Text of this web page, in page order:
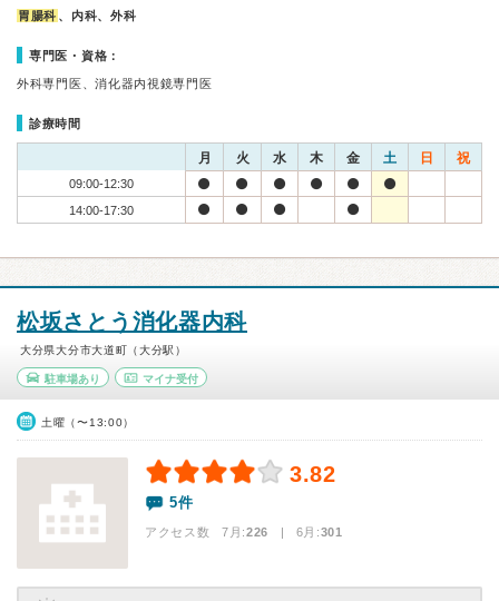
胃腸科 、内科、外科
専門医・資格：
外科専門医、消化器内視鏡専門医
診療時間
月 火 水 木 金 土 日 祝
09:00-12:30
14:00-17:30
松坂さとう消化器内科
大分県大分市大道町（大分駅）
駐車場あり マイナ受付
土曜（〜13:00）
3.82
5件
アクセス数 7月:226 | 6月:301